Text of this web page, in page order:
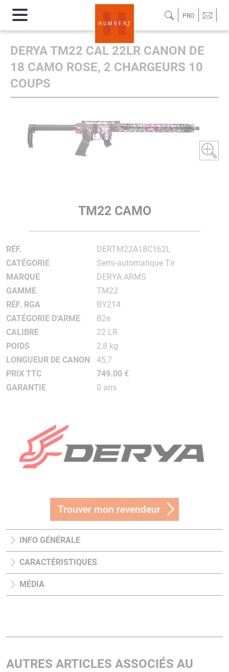
PRO
DERYA TM22 CAL 22LR CANON DE
18 CAMO ROSE, 2 CHARGEURS 10
COUPS
TM22 CAMO
RÉF.
DERTM22A18C162L
CATÉGORIE
Semi-automatique Tir
MARQUE
DERYA ARMS
GAMME
TM22
RÉF. RGA
BY214
CATÉGORIE D'ARME
B2e
CALIBRE
22 LR
POIDS
2,8 kg
LONGUEUR DE CANON
45,7
PRIX TTC
749.00 €
GARANTIE
0 ans
Trouver mon revendeur
INFO GÉNÉRALE
CARACTÉRISTIQUES
MÉDIA
AUTRES ARTICLES ASSOCIÉS AU